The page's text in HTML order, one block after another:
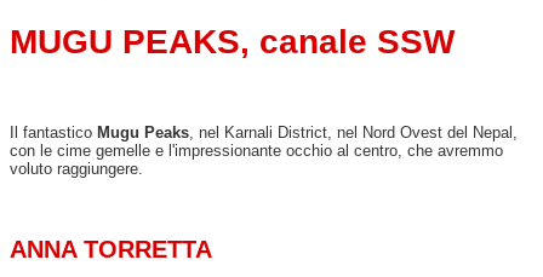
MUGU PEAKS, canale SSW
Il fantastico Mugu Peaks , nel Karnali District, nel Nord Ovest del Nepal,
con le cime gemelle e l'impressionante occhio al centro, che avremmo
voluto raggiungere.
ANNA TORRETTA